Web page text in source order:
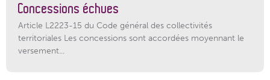
Concessions échues
Article L2223-15 du Code général des collectivités
territoriales Les concessions sont accordées moyennant le
versement...